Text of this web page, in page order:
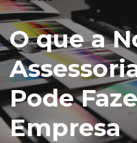
O que a
Pode
Empresa